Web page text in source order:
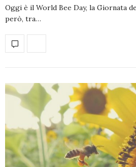
Oggi è il World Bee Day, la Giornata
però, tra…